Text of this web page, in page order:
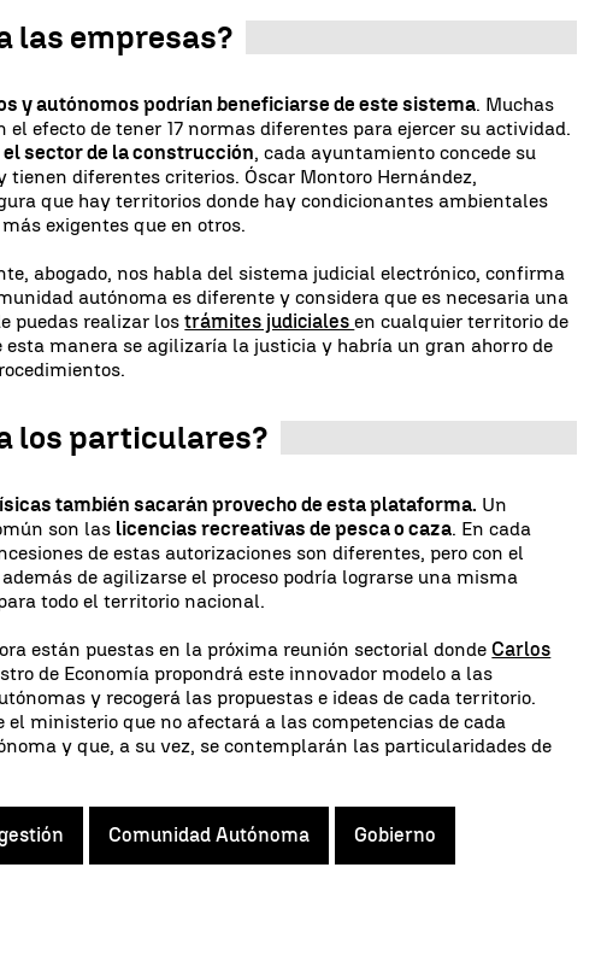
las empresas?
y autónomos podrían beneficiarse de este sistema. Muchas
el efecto de tener 17 normas diferentes para ejercer su actividad.
el sector de la construcción, cada ayuntamiento concede su
tienen diferentes criterios. Óscar Montoro Hernández,
que hay territorios donde hay condicionantes ambientales
exigentes que en otros.
abogado, nos habla del sistema judicial electrónico, confirma
autónoma es diferente y considera que es necesaria una
puedas realizar lostrámites judicialesen cualquier territorio de
esta manera se agilizaría la justicia y habría un gran ahorro de
los particulares?
también sacarán provecho de esta plataforma. Un
son las licencias recreativas de pesca o caza. En cada
de estas autorizaciones son diferentes, pero con el
de agilizarse el proceso podría lograrse una misma
todo el territorio nacional.
están puestas en la próxima reunión sectorial dondeCarlos
de Economía propondrá este innovador modelo a las
y recogerá las propuestas e ideas de cada territorio.
el ministerio que no afectará a las competencias de cada
y que, a su vez, se contemplarán las particularidades de
Comunidad Autónoma Gobierno